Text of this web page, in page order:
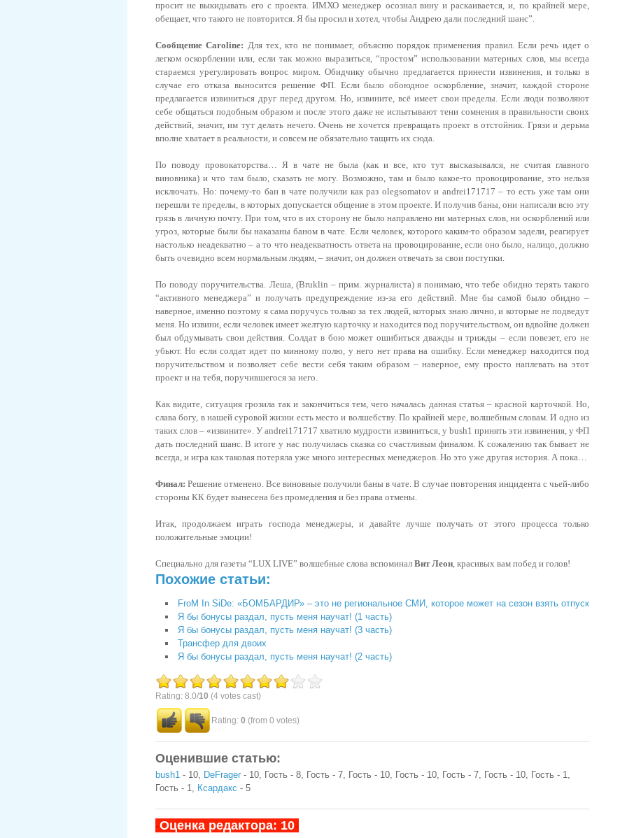
просит не выкидывать его с проекта. ИМХО менеджер осознал вину и раскаивается, и, по крайней мере,
обещает, что такого не повторится. Я бы просил и хотел, чтобы Андрею дали последний шанс”.
Сообщение Caroline: Для тех, кто не понимает, объясню порядок применения правил. Если речь идет о
легком оскорблении или, если так можно выразиться, “простом” использовании матерных слов, мы всегда
стараемся урегулировать вопрос миром. Обидчику обычно предлагается принести извинения, и только в
случае его отказа выносится решение ФП. Если было обоюдное оскорбление, значит, каждой стороне
предлагается извиниться друг перед другом. Но, извините, всё имеет свои пределы. Если люди позволяют
себе общаться подобным образом и после этого даже не испытывают тени сомнения в правильности своих
действий, значит, им тут делать нечего. Очень не хочется превращать проект в отстойник. Грязи и дерьма
вполне хватает в реальности, и совсем не обязательно тащить их сюда.
По поводу провокаторства… Я в чате не была (как и все, кто тут высказывался, не считая главного
виновника) и что там было, сказать не могу. Возможно, там и было какое-то провоцирование, это нельзя
исключать. Но: почему-то бан в чате получили как раз olegsomatov и andrei171717 – то есть уже там они
перешли те пределы, в которых допускается общение в этом проекте. И получив баны, они написали всю эту
грязь в личную почту. При том, что в их сторону не было направлено ни матерных слов, ни оскорблений или
угроз, которые были бы наказаны баном в чате. Если человек, которого каким-то образом задели, реагирует
настолько неадекватно – а то что неадекватность ответа на провоцирование, если оно было, налицо, должно
быть очевидно всем нормальным людям, – значит, он должен отвечать за свои поступки.
По поводу поручительства. Леша, (Bruklin – прим. журналиста) я понимаю, что тебе обидно терять такого
“активного менеджера” и получать предупреждение из-за его действий. Мне бы самой было обидно –
наверное, именно поэтому я сама поручусь только за тех людей, которых знаю лично, и которые не подведут
меня. Но извини, если человек имеет желтую карточку и находится под поручительством, он вдвойне должен
был обдумывать свои действия. Солдат в бою может ошибиться дважды и трижды – если повезет, его не
убьют. Но если солдат идет по минному полю, у него нет права на ошибку. Если менеджер находится под
поручительством и позволяет себе вести себя таким образом – наверное, ему просто наплевать на этот
проект и на тебя, поручившегося за него.
Как видите, ситуация грозила так и закончиться тем, чего началась данная статья – красной карточкой. Но,
слава богу, в нашей суровой жизни есть место и волшебству. По крайней мере, волшебным словам. И одно из
таких слов – «извините». У andrei171717 хватило мудрости извиниться, у bush1 принять эти извинения, у ФП
дать последний шанс. В итоге у нас получилась сказка со счастливым финалом. К сожалению так бывает не
всегда, и игра как таковая потеряла уже много интересных менеджеров. Но это уже другая история. А пока…
Финал: Решение отменено. Все виновные получили баны в чате. В случае повторения инцидента с чьей-либо
стороны КК будет вынесена без промедления и без права отмены.
Итак, продолжаем играть господа менеджеры, и давайте лучше получать от этого процесса только
положительные эмоции!
Специально для газеты “LUX LIVE” волшебные слова вспоминал Вит Леон, красивых вам побед и голов!
Похожие статьи:
FroM In SiDe: «БОМБАРДИР» – это не региональное СМИ, которое может на сезон взять отпуск
Я бы бонусы раздал, пусть меня научат! (1 часть)
Я бы бонусы раздал, пусть меня научат! (3 часть)
Трансфер для двоих
Я бы бонусы раздал, пусть меня научат! (2 часть)
Rating: 8.0/10 (4 votes cast)
Rating: 0 (from 0 votes)
Оценившие статью:
bush1 - 10, DeFrager - 10, Гость - 8, Гость - 7, Гость - 10, Гость - 10, Гость - 7, Гость - 10, Гость - 1,
Гость - 1, Ксардакс - 5
-Оценка редактора: 10-